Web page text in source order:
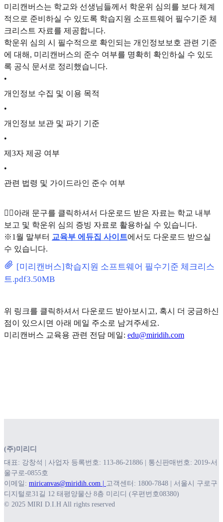
미리캔버스는 학교와 선생님들께서 학운위 심의를 보다 체계
적으로 준비하실 수 있도록 학습지원 소프트웨어 필수기준 체
크리스트 자료를 제공합니다.
학운위 심의 시 필수적으로 확인되는 개인정보보호 관련 기준
에 대해, 미리캔버스의 준수 여부를 명확히 확인하실 수 있도
록 공식 문서로 정리했습니다.
•
개인정보 수집 및 이용 목적
•
개인정보 보관 및 파기 기준
•
제3자 제공 여부
•
관련 법령 및 가이드라인 준수 여부
👇🏻아래 문구를 클릭하셔서 다운로드 받은 자료는 학교 내부
보고 및 학운위 심의 증빙 자료로 활용하실 수 있습니다.
※1월 말부터 교육부 에듀집 사이트에서도 다운로드 받으실
수 있습니다.
[미리캔버스]학습지원 소프트웨어 필수기준 체크리스
트.pdf3.50MB
위 링크를 클릭하셔서 다운로드 받아보시고, 혹시 더 궁금하신
점이 있으시면 아래 메일 주소로 남겨주세요.
미리캔버스 교육용 관련 전담 메일: edu@miridih.com
(주)미리디
대표: 강창석 | 사업자 등록번호: 113-86-21886 | 통신판매번호: 2019-서
울구로-0855호
이메일: miricanvas@miridih.com | 고객센터: 1800-7848 | 서울시 구로구
디지털로31길 12 태평양물산 8층 미리디 (우편번호08380)
© 2025 MIRI D.I.H All rights reserved